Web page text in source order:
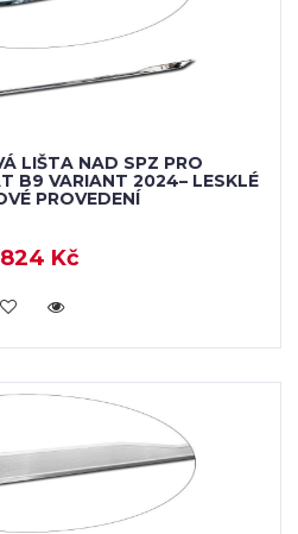
LIŠTA NAD SPZ PRO
B9 VARIANT 2024– LESKLÉ
PROVEDENÍ
824 Kč
DO KOŠÍKU